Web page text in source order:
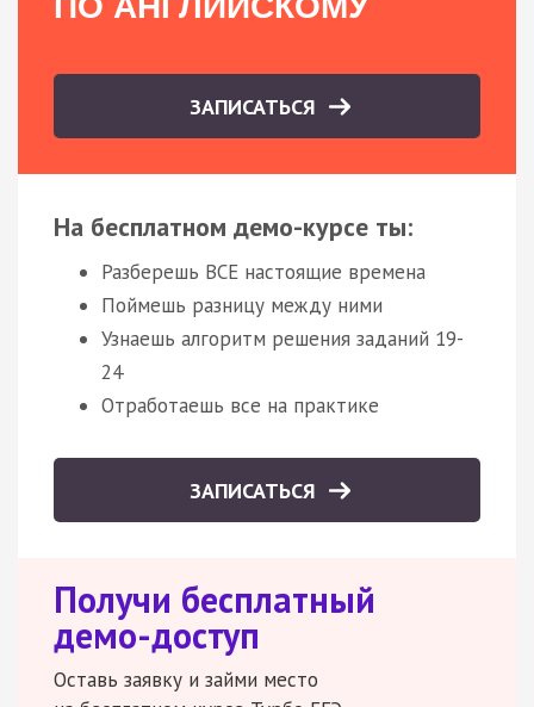
ЗАПИСАТЬСЯ
На бесплатном демо-курсе ты:
Разберешь ВСЕ настоящие времена
Поймешь разницу между ними
Узнаешь алгоритм решения заданий 19-
24
Отработаешь все на практике
ЗАПИСАТЬСЯ
Получи бесплатный
демо-доступ
Оставь заявку и займи место